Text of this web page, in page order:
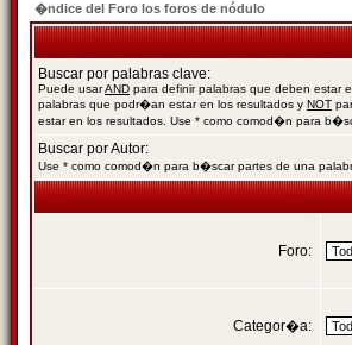
�ndice del Foro los foros de nódulo
Buscar por palabras clave:
Puede usarAND para definir palabras que deben estar
palabras que podr�an estar en los resultados y NOT
estar en los resultados. Use * como comod�n para
Buscar por Autor:
Use * como comod�n para b�scar partes de una
Foro:
Categor�a: